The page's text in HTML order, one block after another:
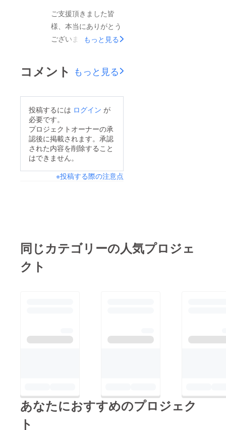
ザスリとヒジスリ。笑
朝一の走行で路面温度
が低くタイヤがするす
かったです！車輪村に
が全日本ロードレース
観戦にも来てくだされ
ば嬉しいです。当日お
世話になりました皆
様、ご支援頂きました
皆様、ありがとうござ
いました！
ご支援頂きました皆
様、本当にありがとう
ございます。2021 全
クもてぎ 参戦結果を
勝16位 今回は思うよ
うな走りができないま
ま悔しい結果でレース
が終わりまし
た。 ウィークを通し
て電気系のトラブルが
フリーもコースイン直
後にエンジンストッ
せんでした。 ライ
戦はこのようなトラブ
もっと見る
コメント もっと見る
投稿するには ログイン が
必要です。
プロジェクトオーナーの承
認後に掲載されます。承認
された内容を削除すること
はできません。
※投稿する際の注意点
同じカテゴリーの人気プロジェ
クト
あなたにおすすめのプロジェク
ト